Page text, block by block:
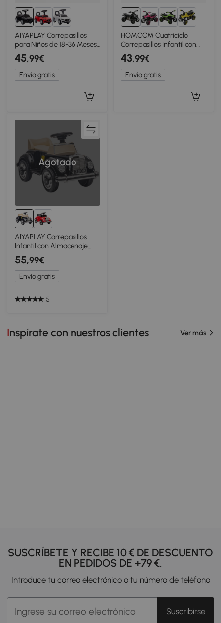
AIYAPLAY Correpasillos
para Niños de 18-36 Meses
Mercedes-Benz Clase C
con Bocina Sonidos de
Motor y Espacio de
Almacenaje Negro
45,99€
Envío gratis
HOMCOM Cuatriciclo
Correpasillos Infantil con
Luces Sonidos y Asiento
Amplio para Niños +18
Meses 67,5x38x44 cm
Negro
43,99€
Envío gratis
Agotado
AIYAPLAY Correpasillos
Infantil con Almacenaje
Volante Sistema Anti-
Vuelco y Diseño Seguro y
Divertido 77,5x41,5x45 cm
Negro
55,99€
Envío gratis
5
Inspírate con nuestros clientes Ver más
SUSCRÍBETE Y RECIBE 10 € DE DESCUENTO
EN PEDIDOS DE +79 €.
Introduce tu correo electrónico o tu número de teléfono
Suscribirse